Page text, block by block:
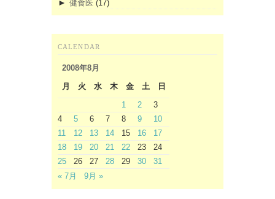
► 健食医 (17)
CALENDAR
2008年8月
月
火 水 木 金 土
日
1
2
3
4
5 6 7 8 9
10
11
12 13 14 15 16
17
18
19 20 21 22 23
24
25
26 27 28 29 30
31
« 7月
9月 »